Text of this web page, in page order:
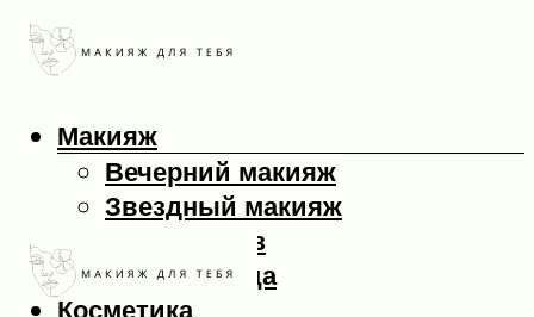
Макияж
Вечерний макияж
Звездный макияж
Макияж глаз
Макияж лица
Косметика